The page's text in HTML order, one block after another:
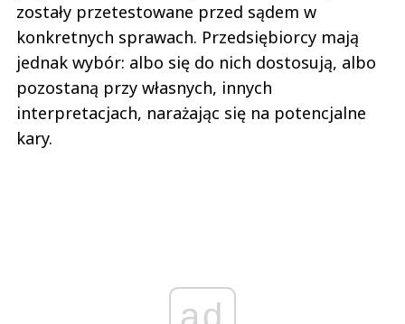
zostały przetestowane przed sądem w
konkretnych sprawach. Przedsiębiorcy mają
jednak wybór: albo się do nich dostosują, albo
pozostaną przy własnych, innych
interpretacjach, narażając się na potencjalne
kary.
ad